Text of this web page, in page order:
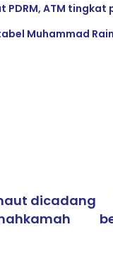
PDRM, ATM
Muhammad
dicadang